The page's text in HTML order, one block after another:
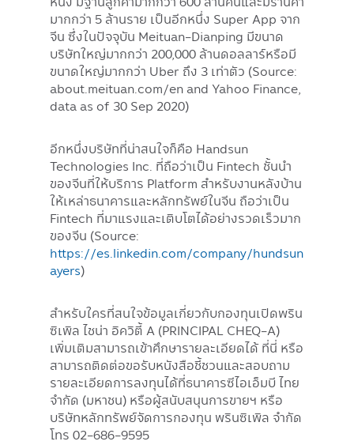
มากกว่า 5 ล้านราย เป็นอีกหนึ่ง Super App จาก
จีน ซึ่งในปัจจุบัน Meituan-Dianping มีขนาด
บริษัทใหญ่มากกว่า 200,000 ล้านดอลลาร์หรือมี
ขนาดใหญ่มากกว่า Uber ถึง 3 เท่าตัว (Source:
about.meituan.com/en and Yahoo Finance,
data as of 30 Sep 2020)
อีกหนึ่งบริษัทที่น่าสนใจก็คือ Handsun
Technologies Inc. ที่ถือว่าเป็น Fintech ชั้นนำ
ของจีนที่ให้บริการ Platform สำหรับงานหลังบ้าน
ให้เหล่าธนาคารและหลักทรัพย์ในจีน ถือว่าเป็น
Fintech ที่มาแรงและเติบโตได้อย่างรวดเร็วมาก
ของจีน (Source:
https://es.linkedin.com/company/hundsun
ayers)
สำหรับใครที่สนใจข้อมูลเกี่ยวกับกองทุนเปิดพริน
ซิเพิล ไชน่า อิควิตี้ A (PRINCIPAL CHEQ-A)
เพิ่มเติมสามารถเข้าศึกษารายละเอียดได้ ที่นี่ หรือ
สามารถติดต่อขอรับหนังสือชี้ชวนและสอบถาม
รายละเอียดการลงทุนได้ที่ธนาคารซีไอเอ็มบี ไทย
จำกัด (มหาชน) หรือผู้สนับสนุนการขายฯ หรือ
บริษัทหลักทรัพย์จัดการกองทุน พรินซิเพิล จำกัด
โทร 02-686-9595